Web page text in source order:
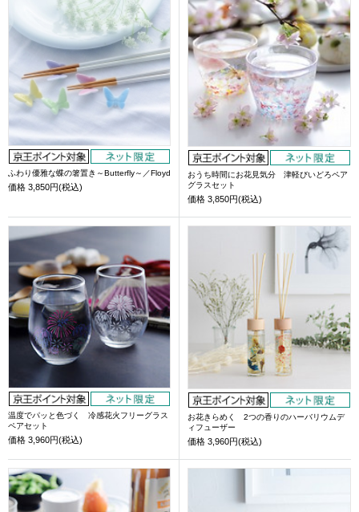
ふわり優雅な蝶の箸置き～Butterfly～／Floyd
価格 3,850円(税込)
おうち時間にお花見気分 津軽びいどろペア
グラスセット
価格 3,850円(税込)
温度でパッと色づく 冷感花火フリーグラス
ペアセット
価格 3,960円(税込)
お花きらめく 2つの香りのハーバリウムデ
ィフューザー
価格 3,960円(税込)